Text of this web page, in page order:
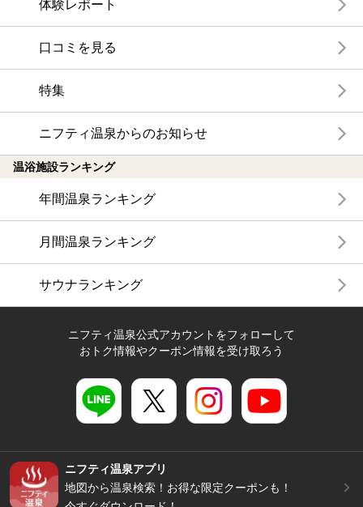
体験レポート
口コミを見る
特集
ニフティ温泉からのお知らせ
温浴施設ランキング
年間温泉ランキング
月間温泉ランキング
サウナランキング
ニフティ温泉公式アカウントをフォローして
おトク情報やクーポン情報を受け取ろう
ニフティ温泉アプリ
地図から温泉検索！お得な限定クーポンも！